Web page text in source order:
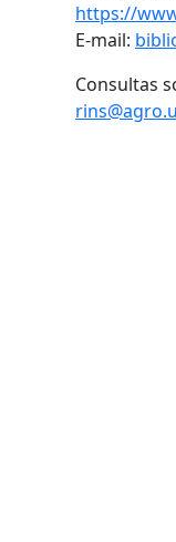
https://
E-mail:
Consultas